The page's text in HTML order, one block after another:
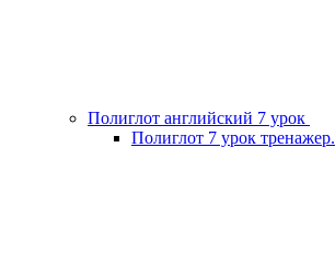
Полиглот английский 7 урок
Полиглот 7 урок тренажер.